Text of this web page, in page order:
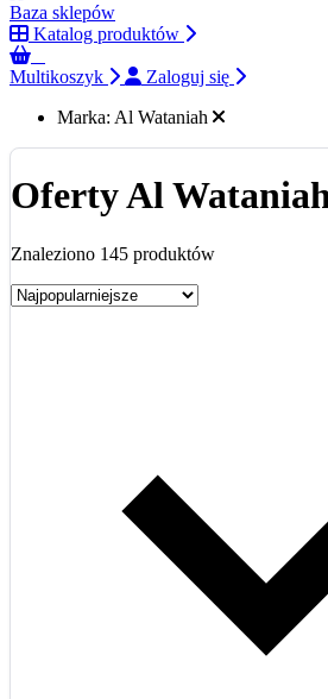
Baza sklepów
Katalog produktów
Multikoszyk
Zaloguj się
Marka: Al Wataniah
Oferty Al
Znaleziono 145 produktów